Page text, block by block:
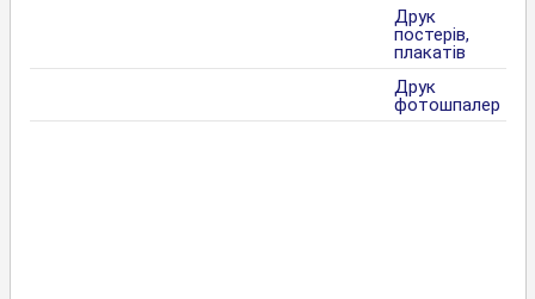
Друк
постерів,
плакатів
Друк
фотошпалер